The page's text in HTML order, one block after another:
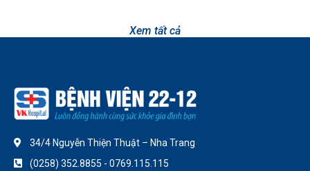
Xem tất cả
34/4 Nguyễn Thiện Thuật – Nha Trang
(0258) 352.8855 - 0769.115.115